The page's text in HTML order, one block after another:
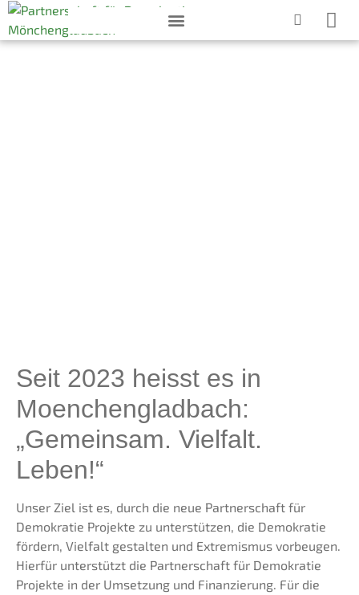
Seit 2023 heisst es in
Moenchengladbach:
„Gemeinsam. Vielfalt.
Leben!“
Unser Ziel ist es, durch die neue Partnerschaft für
Demokratie Projekte zu unterstützen, die Demokratie
fördern, Vielfalt gestalten und Extremismus vorbeugen.
Hierfür unterstützt die Partnerschaft für Demokratie
Projekte in der Umsetzung und Finanzierung. Für die